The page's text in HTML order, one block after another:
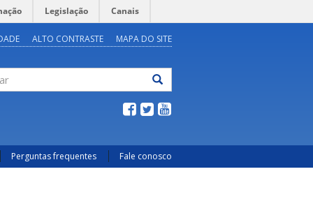
Legislação Canais
ALTO CONTRASTE MAPA DO SITE
Perguntas frequentes Fale conosco